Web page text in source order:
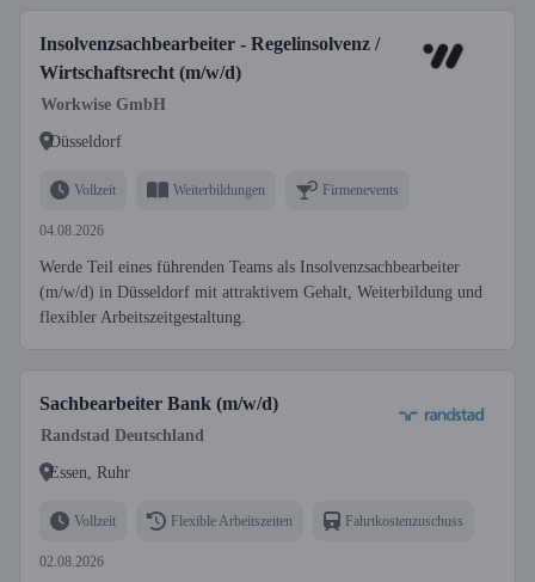
Insolvenzsachbearbeiter - Regelinsolvenz /
Wirtschaftsrecht (m/w/d)
Workwise GmbH
Düsseldorf
Vollzeit Weiterbildungen Firmenevents
04.08.2026
Werde Teil eines führenden Teams als Insolvenzsachbearbeiter
(m/w/d) in Düsseldorf mit attraktivem Gehalt, Weiterbildung und
flexibler Arbeitszeitgestaltung.
Sachbearbeiter Bank (m/w/d)
Randstad Deutschland
Essen, Ruhr
Vollzeit Flexible Arbeitszeiten Fahrtkostenzuschuss
02.08.2026